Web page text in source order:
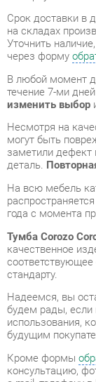
В любой момент до
течение 7-ми
изменить выбор
Несмотря на
заметили дефект
деталь.
распространяется
года с момента
Тумба Corozo
соответствующее
стандарту.
Надеемся, вы
будем рады, если
использования,
будущим
Кроме формы
консультацию,
e-mail, телефону в
Telegram и
Умывальники с
в нашем шоу-руме
3274 Пайн,
центрального